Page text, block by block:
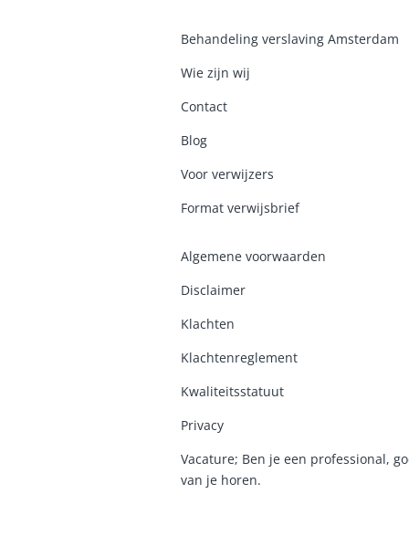
Behandeling verslaving Amsterdam
Wie zijn wij
Contact
Blog
Voor verwijzers
Format verwijsbrief
Algemene voorwaarden
Disclaimer
Klachten
Klachtenreglement
Kwaliteitsstatuut
Privacy
Vacature; Ben je een professional,
van je horen.